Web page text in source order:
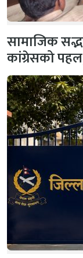
सामाजिक
कांग्रेसको